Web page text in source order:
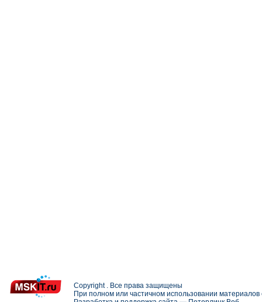
Copyright . Все права защищены
При полном или частичном использовании